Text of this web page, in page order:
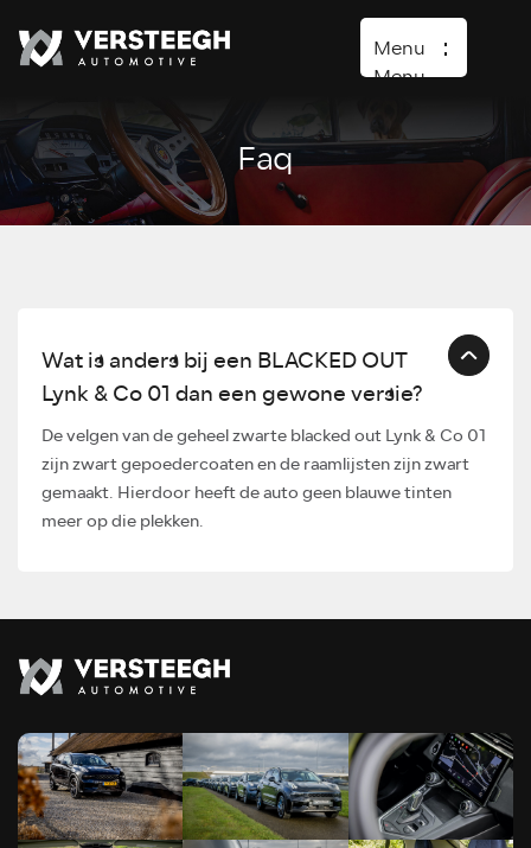
Menu
Menu
Home
Aanbod
Over ons
Contact
Faq
Wat is anders bij een BLACKED OUT
Lynk & Co 01 dan een gewone versie?
De velgen van de geheel zwarte blacked out Lynk & Co 01
zijn zwart gepoedercoaten en de raamlijsten zijn zwart
gemaakt. Hierdoor heeft de auto geen blauwe tinten
meer op die plekken.